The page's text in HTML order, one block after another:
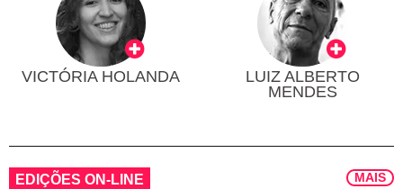
VICTÓRIA HOLANDA
LUIZ ALBERTO
MENDES
EDIÇÕES ON-LINE MAIS